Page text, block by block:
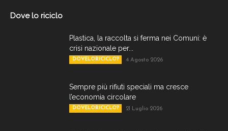
Dove lo riciclo
Plastica, la raccolta si ferma nei Comuni: è
crisi nazionale per...
DOVELORICICLO? 4 Agosto 2026
Sempre più rifiuti speciali ma cresce
l’economia circolare
DOVELORICICLO? 21 Luglio 2026